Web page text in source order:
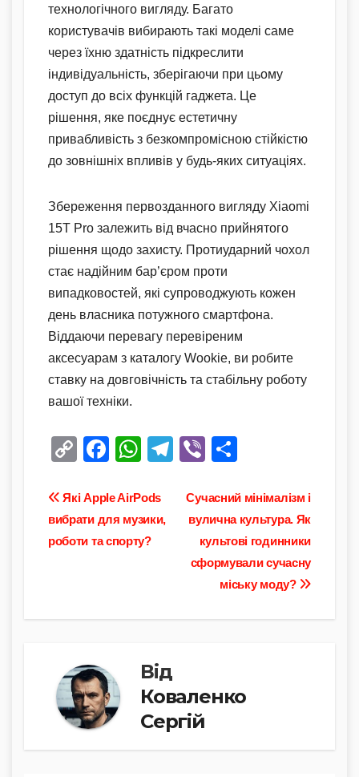
технологічного вигляду. Багато
користувачів вибирають такі моделі саме
через їхню здатність підкреслити
індивідуальність, зберігаючи при цьому
доступ до всіх функцій гаджета. Це
рішення, яке поєднує естетичну
привабливість з безкомпромісною стійкістю
до зовнішніх впливів у будь-яких ситуаціях.
Збереження первозданного вигляду Xiaomi
15T Pro залежить від вчасно прийнятого
рішення щодо захисту. Протиударний чохол
стає надійним бар’єром проти
випадковостей, які супроводжують кожен
день власника потужного смартфона.
Віддаючи перевагу перевіреним
аксесуарам з каталогу Wookie, ви робите
ставку на довговічність та стабільну роботу
вашої техніки.
C
p
y
Li
F
c
e
b
k
W
at
s
A
T
e
gr
Vi
er ді
л
и
т
с
Навігація
записів
Сучасний мінімалізм і
вулична культура. Як
культові годинники
сформували сучасну
міську моду?
Які Apple AirPods
вибрати для музики,
роботи та спорту?
Від
Коваленко
Сергій